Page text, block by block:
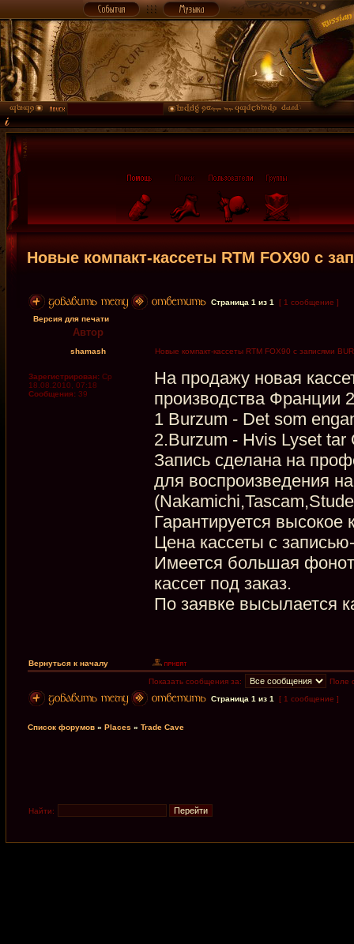
Новые компакт-кассеты RTM FOX90 c
Страница 1 из 1
[ 1 сообщение ]
Версия для печати
Автор
shamash Новые компакт-кассеты RTM FOX90 c записями
Зарегистрирован: Ср
18.08.2010, 07:18
Сообщения: 39
На продажу новая
производства Франции
1 Burzum - Det som
2.Burzum - Hvis Lyset tar
Запись сделана на
для воспроизведения
Гарантируется высокое
Цена кассеты с
Имеется большая
кассет под заказ.
По заявке высылается
Вернуться к началу
Показать сообщения за:
Поле
Страница 1 из 1 [ 1 сообщение ]
Список форумов » Places » Trade Cave
Найти: